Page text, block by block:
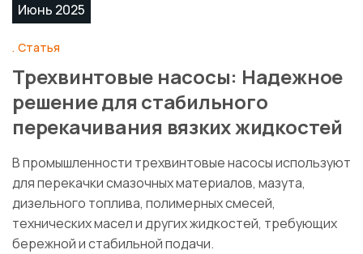
Июнь 2025
Статья
Трехвинтовые насосы: Надежное
решение для стабильного
перекачивания вязких жидкостей
В промышленности трехвинтовые насосы используют
для перекачки смазочных материалов, мазута,
дизельного топлива, полимерных смесей,
технических масел и других жидкостей, требующих
бережной и стабильной подачи.